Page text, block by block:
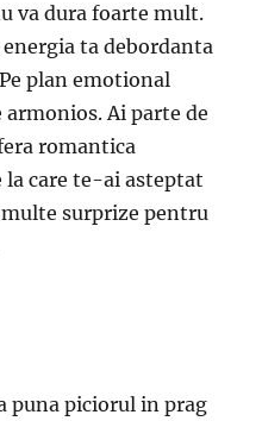
va dura foarte mult.
ta debordanta
plan emotional
armonios. Ai parte de
romantica
la care te-ai asteptat
surprize pentru
puna piciorul in prag